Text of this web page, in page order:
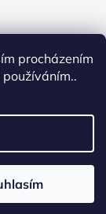
procházením
práva